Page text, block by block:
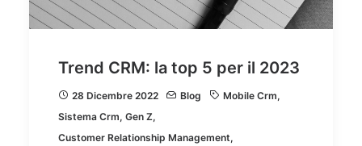
Trend CRM: la top 5 per il 2023
28 Dicembre 2022 Blog Mobile Crm,
Sistema Crm, Gen Z,
Customer Relationship Management,